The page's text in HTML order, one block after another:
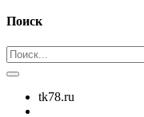
Поиск
tk78.ru